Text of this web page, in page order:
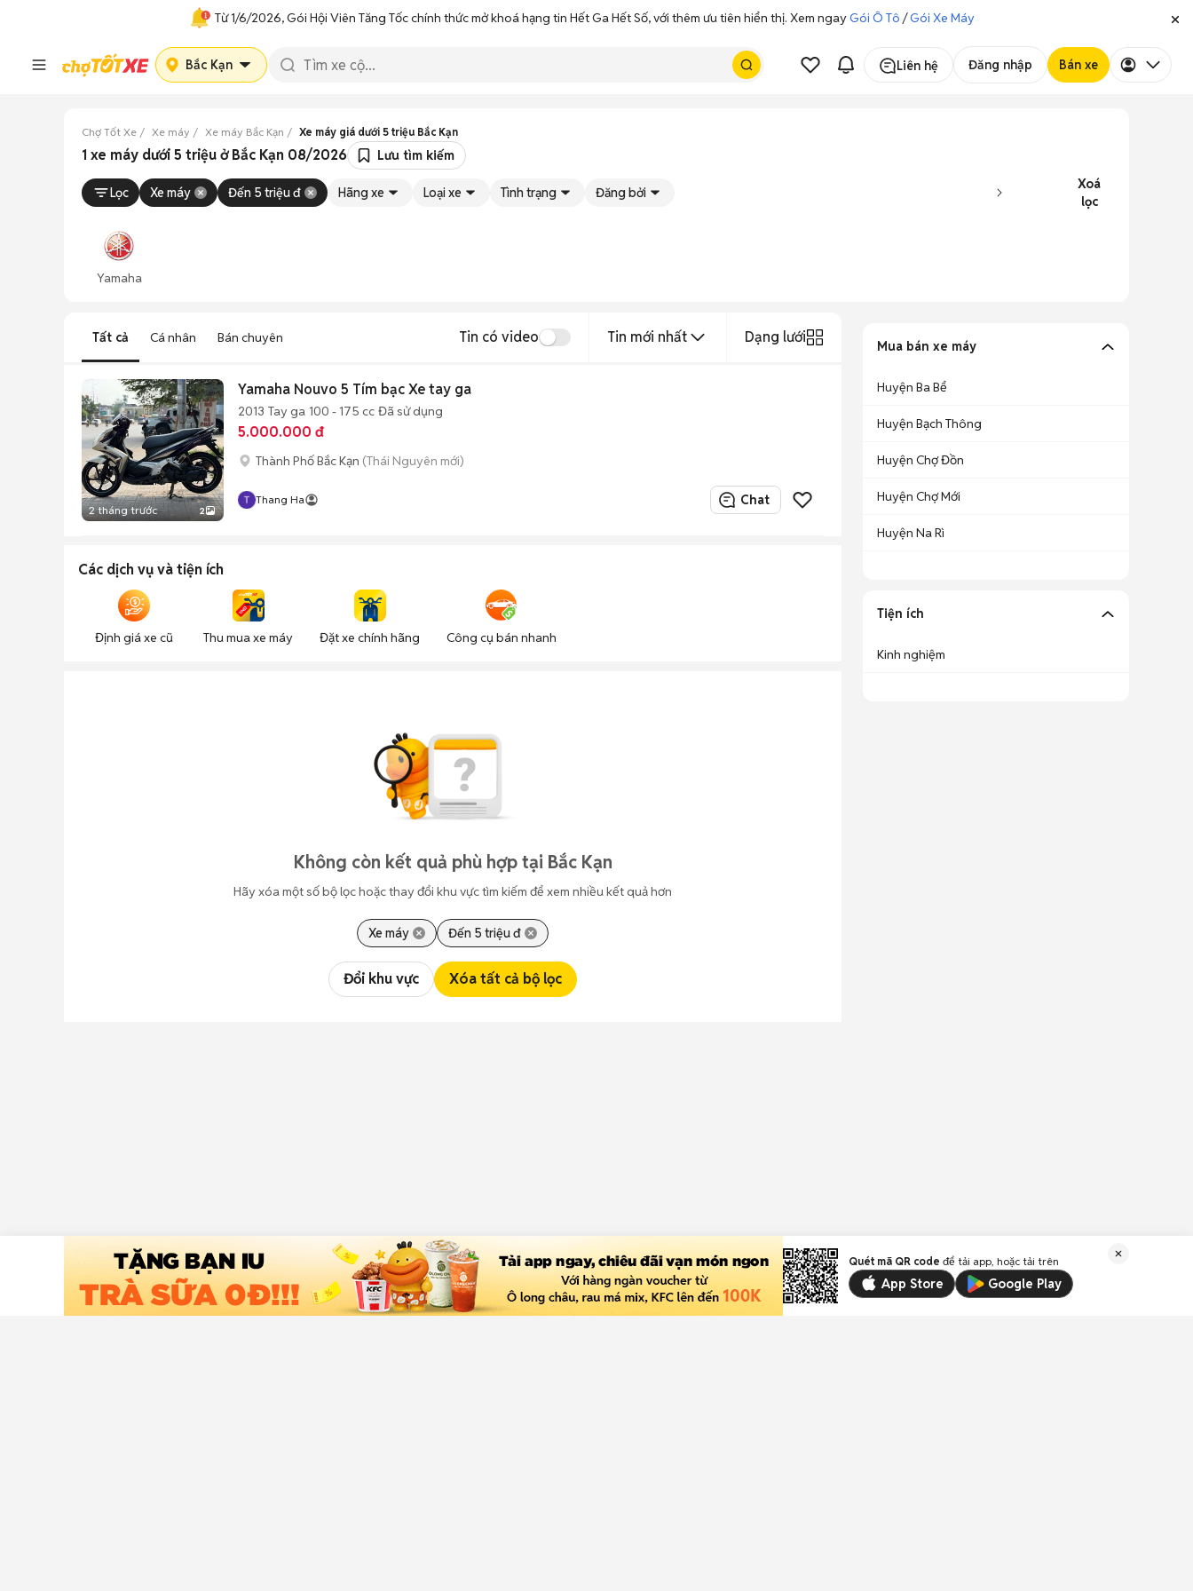
Từ 1/6/2026, Gói Hội Viên Tăng Tốc chính thức mở khoá hạng tin Hết Ga Hết Số, với thêm ưu tiên hiển thị. Xem ngayGói Ô Tô /Gói Xe Máy
Bắc Kạn Liên hệ Đăng nhập Bán xe
Chợ Tốt Xe Xe máy Xe máy Bắc Kạn Xe máy giá dưới 5 triệu Bắc Kạn
1 xe máy dưới 5 triệu ở Bắc Kạn 08/2026 Lưu tìm kiếm
Lọc Xe máy Đến 5 triệu đ Hãng xe Loại xe Tình trạng Đăng bởi
Xoá
lọc
Yamaha
Tất cả Cá nhân Bán chuyên Tin có video Tin mới nhất Dạng lưới
2 tháng trước 2
Yamaha Nouvo 5 Tím bạc Xe tay ga
2013 Tay ga 100 - 175 cc Đã sử dụng
5.000.000 đ
Thành Phố Bắc Kạn (Thái Nguyên mới)
Thang Ha Chat
Các dịch vụ và tiện ích
Định giá xe cũ Thu mua xe máy Đặt xe chính hãng Công cụ bán nhanh
Không còn kết quả phù hợp tại Bắc Kạn
Hãy xóa một số bộ lọc hoặc thay đổi khu vực tìm kiếm để xem nhiều kết quả hơn
Xe máy Đến 5 triệu đ
Đổi khu vực Xóa tất cả bộ lọc
Mua bán xe máy
Huyện Ba Bể
Huyện Bạch Thông
Huyện Chợ Đồn
Huyện Chợ Mới
Huyện Na Rì
Tiện ích
Kinh nghiệm
Quét mã QR code để tải app, hoặc tải trên
App Store Google Play